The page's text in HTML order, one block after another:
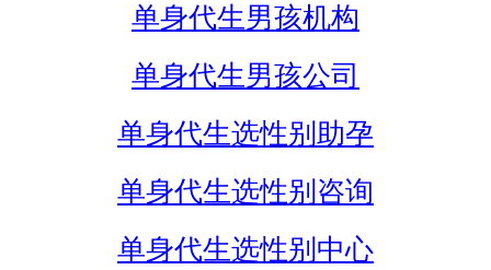
单身代生男孩机构
单身代生男孩公司
单身代生选性别助孕
单身代生选性别咨询
单身代生选性别中心